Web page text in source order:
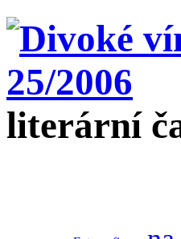
literární